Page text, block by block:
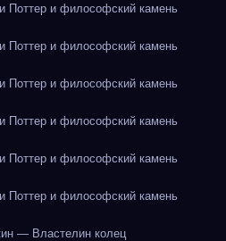
Поттер и философский камень
Поттер и философский камень
Поттер и философский камень
Поттер и философский камень
Поттер и философский камень
Поттер и философский камень
— Властелин колец